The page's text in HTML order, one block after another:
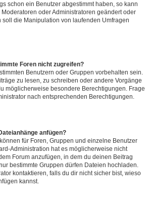
schon ein Benutzer abgestimmt haben, so kann
oder Administratoren geändert oder
die Manipulation von laufenden Umfragen
Foren nicht zugreifen?
Benutzern oder Gruppen vorbehalten sein.
zu lesen, zu schreiben oder andere Vorgänge
möglicherweise besondere Berechtigungen. Frage
nach entsprechenden Berechtigungen.
anfügen?
für Foren, Gruppen und einzelne Benutzer
Administration hat es möglicherweise nicht
Forum anzufügen, in dem du deinen Beitrag
bestimmte Gruppen dürfen Dateien hochladen.
kontaktieren, falls du dir nicht sicher bist, wieso
kannst.